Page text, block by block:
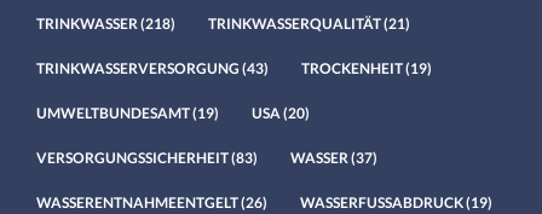
TRINKWASSER (218) TRINKWASSERQUALITÄT(21)
TRINKWASSERVERSORGUNG (43) TROCKENHEIT(19)
UMWELTBUNDESAMT(19) USA (20)
VERSORGUNGSSICHERHEIT(83) WASSER (37)
WASSERENTNAHMEENTGELT(26) WASSERFUSSABDRUCK(19)